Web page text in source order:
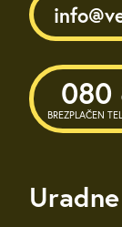
080
BREZPLAČEN